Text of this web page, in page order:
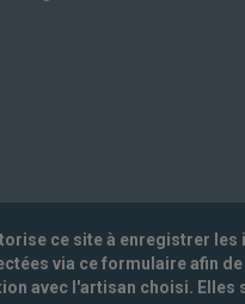
ce site à enregistrer
via ce formulaire afin
avec l'artisan choisi. Elles